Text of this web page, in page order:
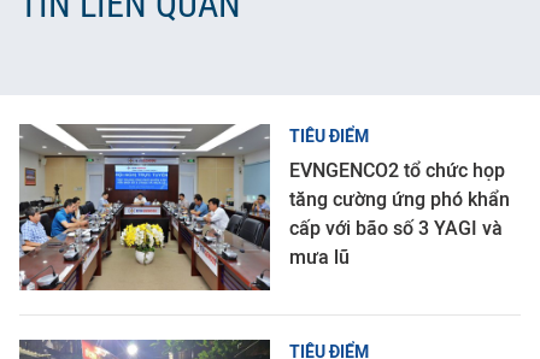
TIÊU ĐIỂM
EVNGENCO2 tổ chức họp
tăng cường ứng phó khẩn
cấp với bão số 3 YAGI và
mưa lũ
TIÊU ĐIỂM